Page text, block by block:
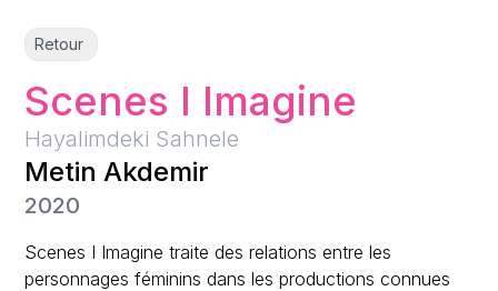
Retour
Scenes I Imagine
Hayalimdeki Sahnele
Metin Akdemir
2020
Scenes I Imagine traite des relations entre les
personnages féminins dans les productions connues